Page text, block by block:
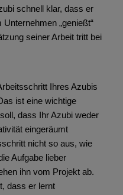
schnell klar, dass er
„genießt“
seiner Arbeit tritt bei
Ihres Azubis
ist eine wichtige
dass Ihr Azubi weder
eingeräumt
nicht so aus, wie
Aufgabe lieber
ihn vom Projekt ab.
dass er lernt